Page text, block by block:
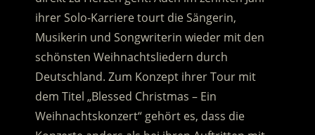
ihrer Solo-Karriere tourt die Sängerin,
Musikerin und Songwriterin wieder mit den
schönsten Weihnachtsliedern durch
Deutschland. Zum Konzept ihrer Tour mit
dem Titel „Blessed Christmas – Ein
Weihnachtskonzert“ gehört es, dass die